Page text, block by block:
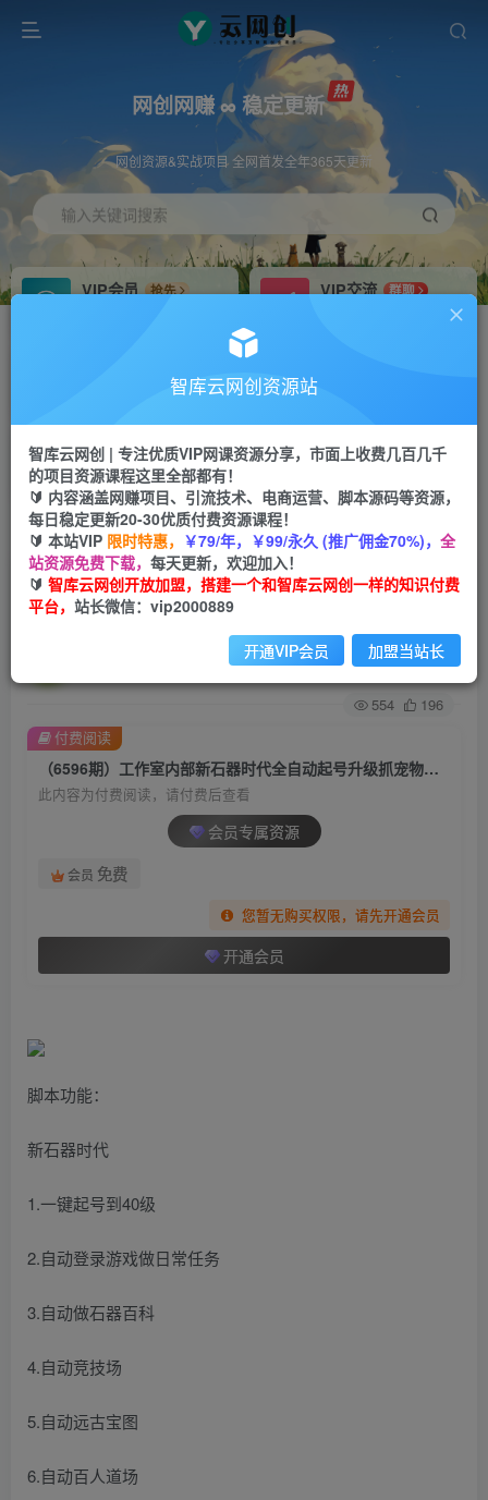
网创网赚 ∞ 稳定更新
网创资源&实战项目 全网首发全年365天更新
输入关键词搜索
VIP会员
抢先
VIP交流
群聊
研究探讨更多创业项目路子。
会员专属推广链接
网赚网创 项目
365天稳定跟新
APP下载
GO
首页 创业课程 会员专属 正文
（6596期）工作室内部新石器时代全自动起号升
级抓宠物打金群控，单窗口一天10+
关注 私信
554 196
（6596期）工作室内部新石器时代全自动起号升级抓宠物打金群控，单窗口一天10+
此内容为付费阅读，请付费后查看
会员专属资源
会员 免费
您暂无购买权限，请先开通会员
开通会员
付费阅读
脚本功能：
新石器时代
1.一键起号到40级
2.自动登录游戏做日常任务
3.自动做石器百科
4.自动竞技场
5.自动远古宝图
6.自动百人道场
智库云网创资源站
智库云网创 | 专注优质VIP网课资源分享，市面上收费几百几千
的项目资源课程这里全部都有！
🔰 内容涵盖网赚项目、引流技术、电商运营、脚本源码等资源，
每日稳定更新20-30优质付费资源课程！
🔰 本站VIP 限时特惠， ￥79/年，￥99/永久 (推广佣金70%)， 全
站资源免费下载， 每天更新，欢迎加入！
🔰 智库云网创开放加盟，搭建一个和智库云网创一样的知识付费
平台， 站长微信：vip2000889
开通VIP会员 加盟当站长